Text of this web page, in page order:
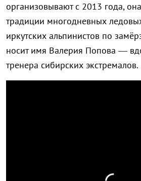
организовывают с 2013 года,
традиции многодневных
иркутских альпинистов по
носит имя Валерия Попова —
тренера сибирских экстремалов.